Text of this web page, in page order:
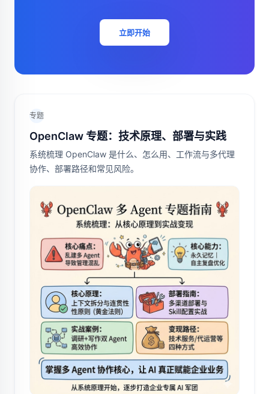
立即开始
专题
OpenClaw 专题：技术原理、部署与实践
系统梳理 OpenClaw 是什么、怎么用、工作流与多代理
协作、部署路径和常见风险。